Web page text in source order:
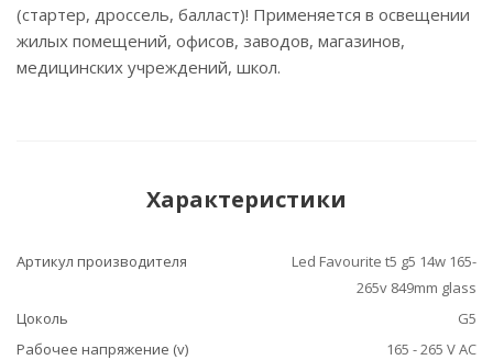
(стартер, дроссель, балласт)! Применяется в освещении
жилых помещений, офисов, заводов, магазинов,
медицинских учреждений, школ.
Характеристики
Артикул производителя
Led Favourite t5 g5 14w 165-
265v 849mm glass
Цоколь
G5
Рабочее напряжение (v)
165 - 265 V AC